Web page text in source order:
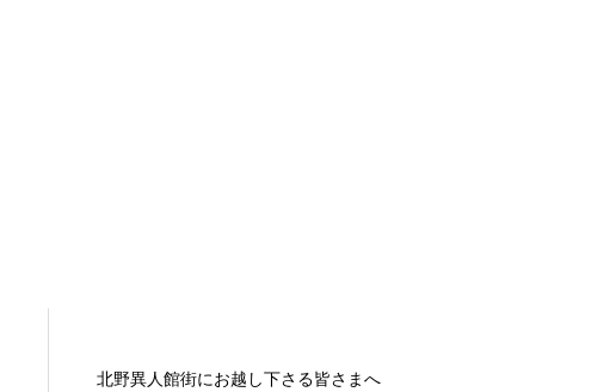
北野異人館街にお越し下さる皆さまへ